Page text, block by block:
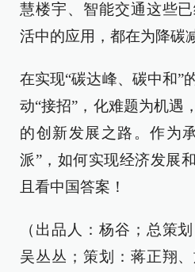
慧楼宇、智能交通这些
活中的应用，都在为降碳
在实现“碳达峰、碳中和”
动“接招”，化难题为机遇
的创新发展之路。作为
派”，如何实现经济发展
且看中国答案！
（出品人：杨谷；总策
吴丛丛；策划：蒋正翔